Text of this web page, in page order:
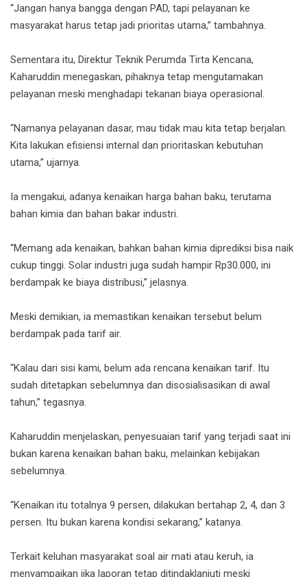
“Jangan hanya bangga dengan PAD, tapi pelayanan ke
masyarakat harus tetap jadi prioritas utama,” tambahnya.
Sementara itu, Direktur Teknik Perumda Tirta Kencana,
Kaharuddin menegaskan, pihaknya tetap mengutamakan
pelayanan meski menghadapi tekanan biaya operasional.
“Namanya pelayanan dasar, mau tidak mau kita tetap berjalan.
Kita lakukan efisiensi internal dan prioritaskan kebutuhan
utama,” ujarnya.
Ia mengakui, adanya kenaikan harga bahan baku, terutama
bahan kimia dan bahan bakar industri.
“Memang ada kenaikan, bahkan bahan kimia diprediksi bisa naik
cukup tinggi. Solar industri juga sudah hampir Rp30.000, ini
berdampak ke biaya distribusi,” jelasnya.
Meski demikian, ia memastikan kenaikan tersebut belum
berdampak pada tarif air.
“Kalau dari sisi kami, belum ada rencana kenaikan tarif. Itu
sudah ditetapkan sebelumnya dan disosialisasikan di awal
tahun,” tegasnya.
Kaharuddin menjelaskan, penyesuaian tarif yang terjadi saat ini
bukan karena kenaikan bahan baku, melainkan kebijakan
sebelumnya.
“Kenaikan itu totalnya 9 persen, dilakukan bertahap 2, 4, dan 3
persen. Itu bukan karena kondisi sekarang,” katanya.
Terkait keluhan masyarakat soal air mati atau keruh, ia
menyampaikan jika laporan tetap ditindaklanjuti meski